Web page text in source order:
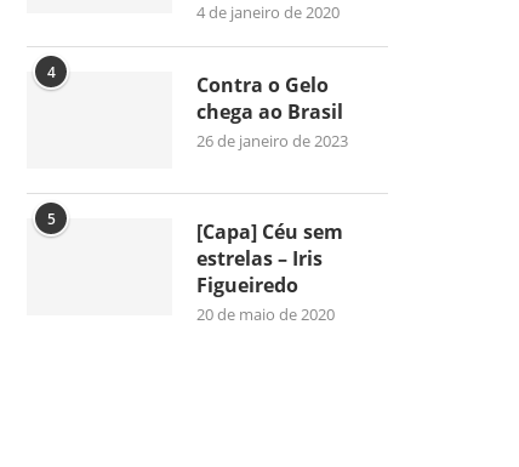
4 de janeiro de 2020
4
Contra o Gelo
chega ao Brasil
26 de janeiro de 2023
5
[Capa] Céu sem
estrelas – Iris
Figueiredo
20 de maio de 2020